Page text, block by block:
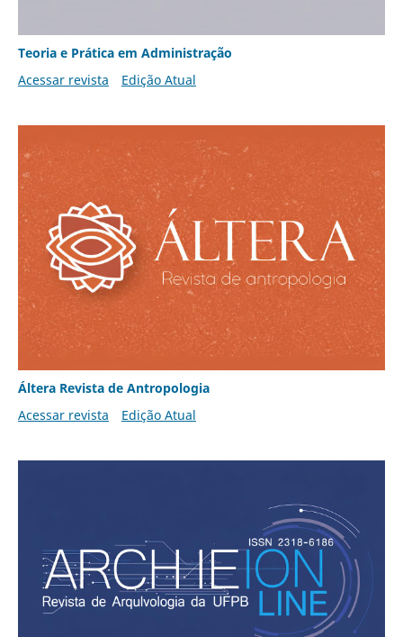
Teoria e Prática em Administração
Acessar revista
Edição Atual
Áltera Revista de Antropologia
Acessar revista
Edição Atual